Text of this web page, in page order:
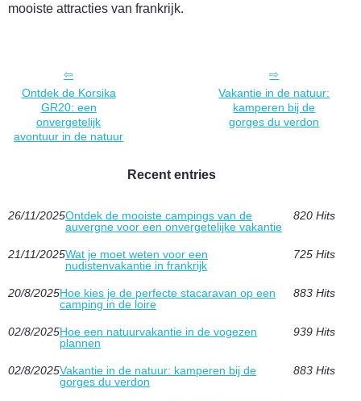
mooiste attracties van frankrijk.
Ontdek de Korsika
GR20: een
onvergetelijk
avontuur in de natuur
Vakantie in de natuur:
kamperen bij de
gorges du verdon
Recent entries
26/11/2025Ontdek de mooiste campings van de
auvergne voor een onvergetelijke vakantie
820 Hits
21/11/2025Wat je moet weten voor een
nudistenvakantie in frankrijk
725 Hits
20/8/2025Hoe kies je de perfecte stacaravan op een
camping in de loire
883 Hits
02/8/2025Hoe een natuurvakantie in de vogezen
plannen
939 Hits
02/8/2025Vakantie in de natuur: kamperen bij de
gorges du verdon
883 Hits